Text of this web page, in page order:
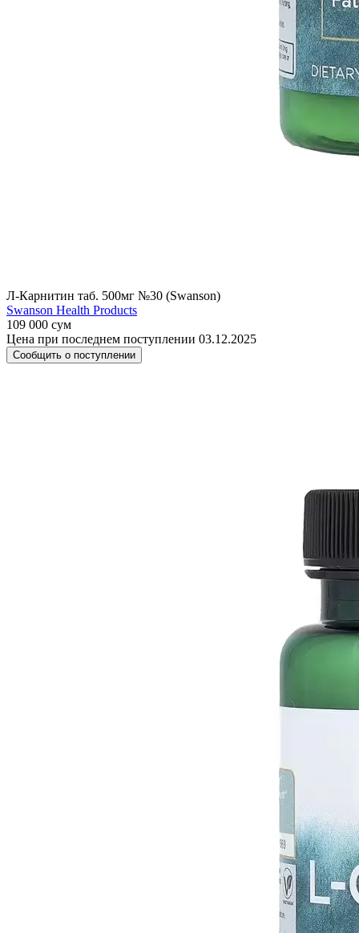
Л-Карнитин таб. 500мг №30 (Swanson)
Swanson Health Products
109 000 сум
Цена при последнем поступлении 03.12.2025
Сообщить о поступлении